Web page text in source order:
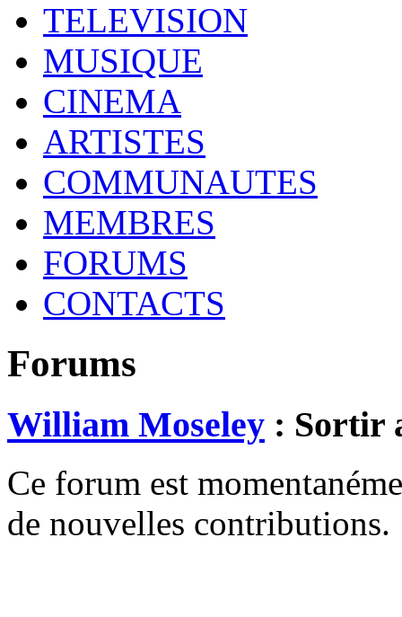
TELEVISION
MUSIQUE
CINEMA
ARTISTES
COMMUNAUTES
MEMBRES
FORUMS
CONTACTS
Forums
William Moseley : Sortir
Ce forum est
de nouvelles contributions.